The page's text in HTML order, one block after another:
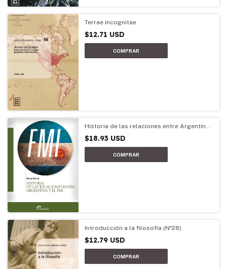
Terrae incognitae
$12.71 USD
Historia de las relaciones entre Argentina
$18.93 USD
Introducción a la filosofía (Nº28)
$12.79 USD